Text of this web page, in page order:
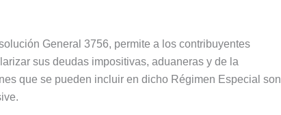
General 3756, permite a los contribuyentes
sus deudas impositivas, aduaneras y de la
que se pueden incluir en dicho Régimen Especial son